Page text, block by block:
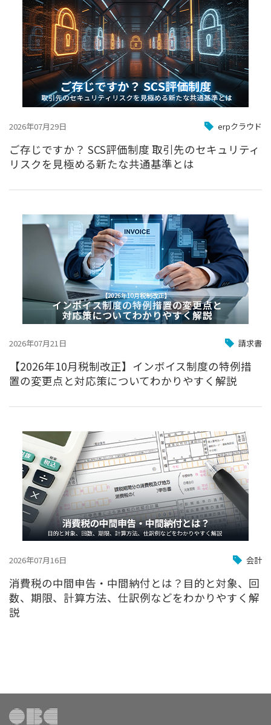
2026年07月29日 erpクラウド
ご存じですか？ SCS評価制度 取引先のセキュリティ
リスクを見極める新たな共通基準とは
2026年07月21日 請求書
【2026年10月税制改正】インボイス制度の特例措
置の変更点と対応策についてわかりやすく解説
2026年07月16日 会計
消費税の中間申告・中間納付とは？目的と対象、回
数、期限、計算方法、仕訳例などをわかりやすく解
説